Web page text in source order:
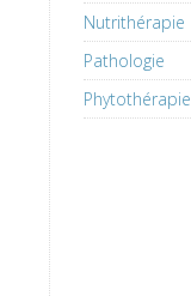
Nutrithérapie
Pathologie
Phytothérapie